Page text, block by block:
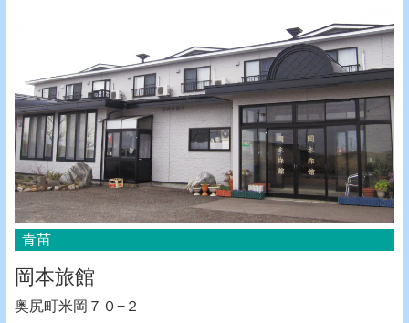
青苗
岡本旅館
奥尻町米岡７０−２